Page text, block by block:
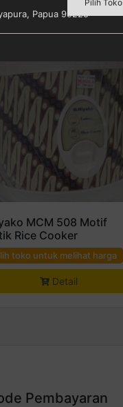
MCM 508 Motif
Rice Cooker
toko untuk melihat harga
Detail
Pembayaran
Papua 99225
Pilih Toko